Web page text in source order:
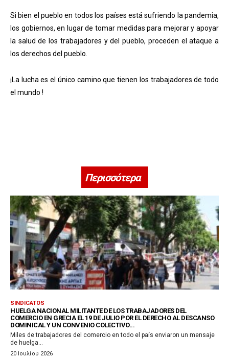
Si bien el pueblo en todos los países está sufriendo la pandemia,
los gobiernos, en lugar de tomar medidas para mejorar y apoyar
la salud de los trabajadores y del pueblo, proceden el ataque a
los derechos del pueblo.
¡La lucha es el único camino que tienen los trabajadores de todo
el mundo !
Περισσότερα
SINDICATOS
HUELGA NACIONAL MILITANTE DE LOS TRABAJADORES DEL
COMERCIO EN GRECIA EL 19 DE JULIO POR EL DERECHO AL DESCANSO
DOMINICAL Y UN CONVENIO COLECTIVO...
Miles de trabajadores del comercio en todo el país enviaron un mensaje
de huelga...
20 Ιουλίου 2026